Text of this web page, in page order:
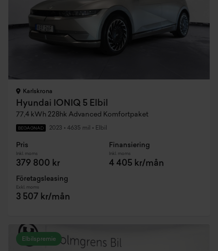
Karlskrona
Hyundai IONIQ 5 Elbil
77,4 kWh 228hk Advanced Komfortpaket
BEGAGNAD 2023 • 4635 mil • Elbil
Pris
Inkl. moms
379 800 kr
Finansiering
Inkl. moms
4 405 kr/mån
Företagsleasing
Exkl. moms
3 507 kr/mån
Elbilspremie